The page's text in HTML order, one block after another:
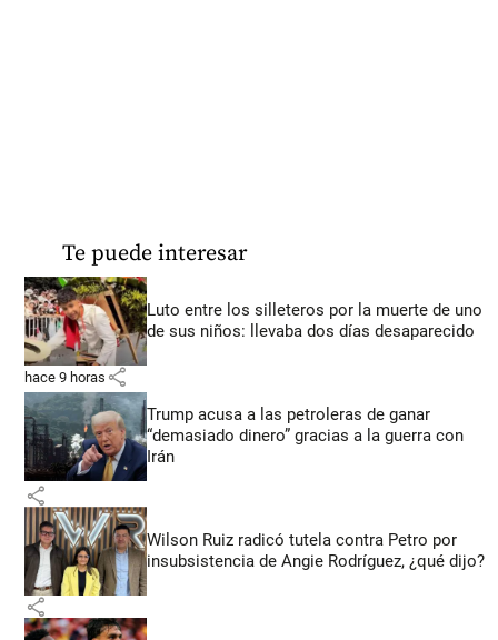
Te puede interesar
Luto entre los silleteros por la muerte de uno
de sus niños: llevaba dos días desaparecido
hace 9 horas share
Trump acusa a las petroleras de ganar
“demasiado dinero” gracias a la guerra con
Irán
share
Wilson Ruiz radicó tutela contra Petro por
insubsistencia de Angie Rodríguez, ¿qué dijo?
share